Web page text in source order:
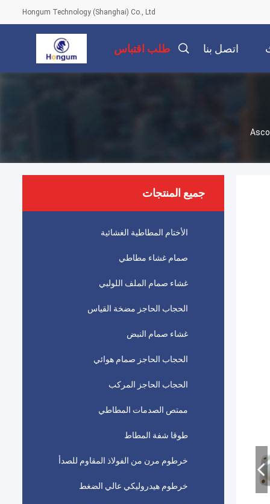
Hongum Technology (Shanghai) Co., Ltd
اتصل بنا طلب اقتباس
جميع المنتجات
الأختام المطاطية الغشائية
صمام غشاء مطاطي
غشاء صمام الملف اللولبي
الحجاب الحاجز مضخة القياس
غشاء صمام النبض
الحجاب الحاجز صمام هوائي
الحجاب الحاجز المركب
ممتص الصدمات المطاطي
طوقا شفة المطاط
خرطوم مرن من الفولاذ المقاوم للصدأ
خرطوم هيدروليكي عالي الضغط